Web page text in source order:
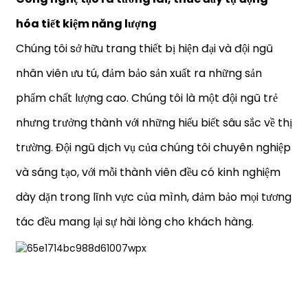
hóa tiết kiệm năng lượng
Chúng tôi sở hữu trang thiết bị hiện đại và đội ngũ
nhân viên ưu tú, đảm bảo sản xuất ra những sản
phẩm chất lượng cao. Chúng tôi là một đội ngũ trẻ
nhưng trưởng thành với những hiểu biết sâu sắc về thị
trường. Đội ngũ dịch vụ của chúng tôi chuyên nghiệp
và sáng tạo, với mỗi thành viên đều có kinh nghiệm
dày dặn trong lĩnh vực của mình, đảm bảo mọi tương
tác đều mang lại sự hài lòng cho khách hàng.